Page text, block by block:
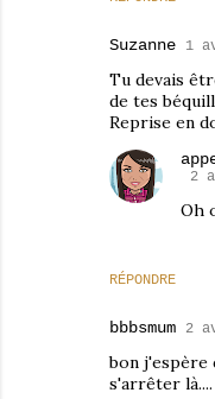
Suzanne 1
Tu devais
de tes
Reprise en
RÉPONDRE
2
Oh
bbbsmum 2
bon j'espère
s'arrêter